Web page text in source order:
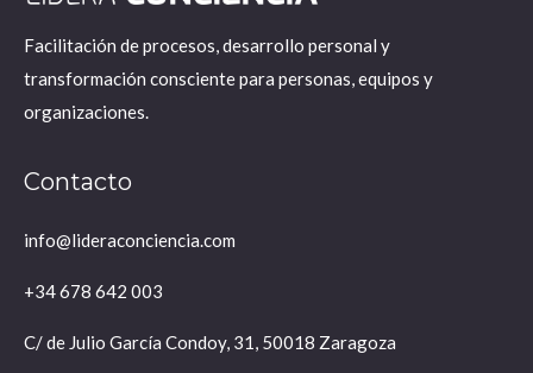
Facilitación de procesos, desarrollo personal y
transformación consciente para personas, equipos y
organizaciones.
Contacto
info@lideraconciencia.com
+34 678 642 003
C/ de Julio García Condoy, 31, 50018 Zaragoza